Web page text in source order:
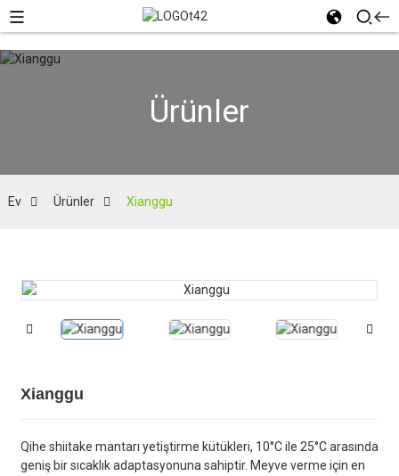
Ürünler
Ev Ürünler Xianggu
Xianggu
Qihe shiitake mantarı yetiştirme kütükleri, 10°C ile 25°C arasında
geniş bir sıcaklık adaptasyonuna sahiptir. Meyve verme için en